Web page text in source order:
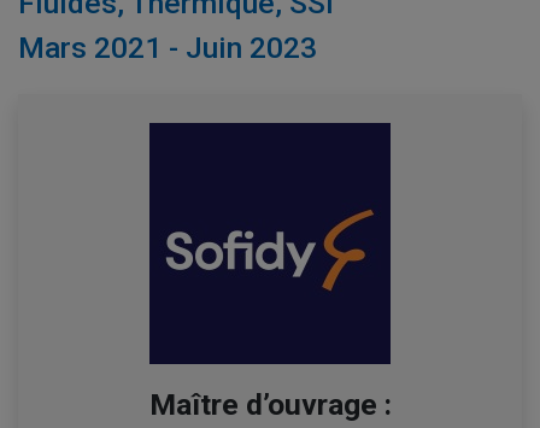
Mars 2021 - Juin 2023
Maître d’ouvrage :